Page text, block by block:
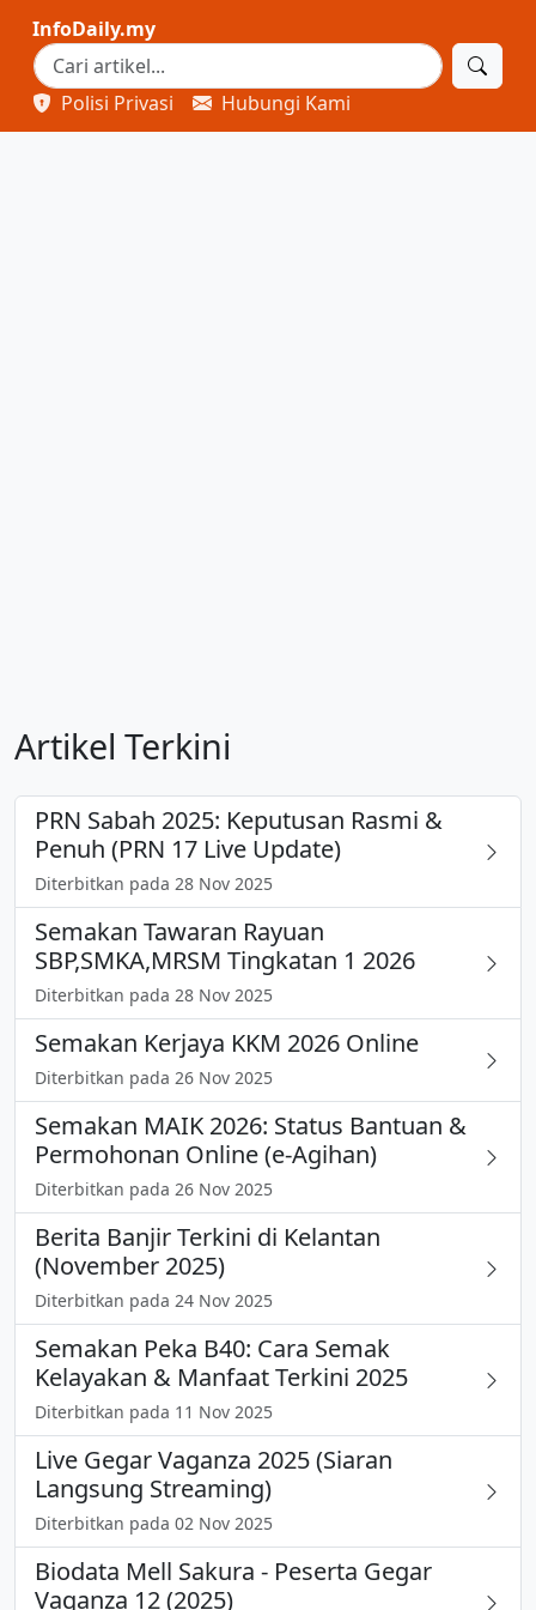
InfoDaily.my
Polisi Privasi Hubungi Kami
Artikel Terkini
PRN Sabah 2025: Keputusan Rasmi &
Penuh (PRN 17 Live Update)
Diterbitkan pada 28 Nov 2025
Semakan Tawaran Rayuan
SBP,SMKA,MRSM Tingkatan 1 2026
Diterbitkan pada 28 Nov 2025
Semakan Kerjaya KKM 2026 Online
Diterbitkan pada 26 Nov 2025
Semakan MAIK 2026: Status Bantuan &
Permohonan Online (e-Agihan)
Diterbitkan pada 26 Nov 2025
Berita Banjir Terkini di Kelantan
(November 2025)
Diterbitkan pada 24 Nov 2025
Semakan Peka B40: Cara Semak
Kelayakan & Manfaat Terkini 2025
Diterbitkan pada 11 Nov 2025
Live Gegar Vaganza 2025 (Siaran
Langsung Streaming)
Diterbitkan pada 02 Nov 2025
Biodata Mell Sakura - Peserta Gegar
Vaganza 12 (2025)